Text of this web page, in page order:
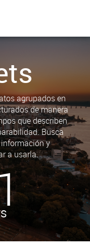
agrupados en
de manera
que describen
Busca
y
a usarla.